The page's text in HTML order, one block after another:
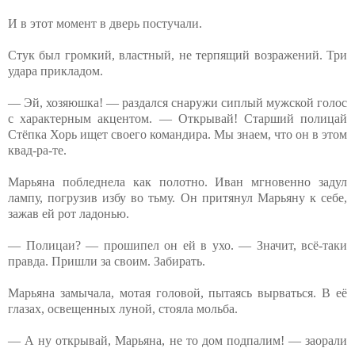
И в этот момент в дверь постучали.
Стук был громкий, властный, не терпящий возражений. Три
удара прикладом.
— Эй, хозяюшка! — раздался снаружи сиплый мужской голос
с характерным акцентом. — Открывай! Старший полицай
Стёпка Хорь ищет своего командира. Мы знаем, что он в этом
квад-ра-те.
Марьяна побледнела как полотно. Иван мгновенно задул
лампу, погрузив избу во тьму. Он притянул Марьяну к себе,
зажав ей рот ладонью.
— Полицаи? — прошипел он ей в ухо. — Значит, всё-таки
правда. Пришли за своим. Забирать.
Марьяна замычала, мотая головой, пытаясь вырваться. В её
глазах, освещенных луной, стояла мольба.
— А ну открывай, Марьяна, не то дом подпалим! — заорали